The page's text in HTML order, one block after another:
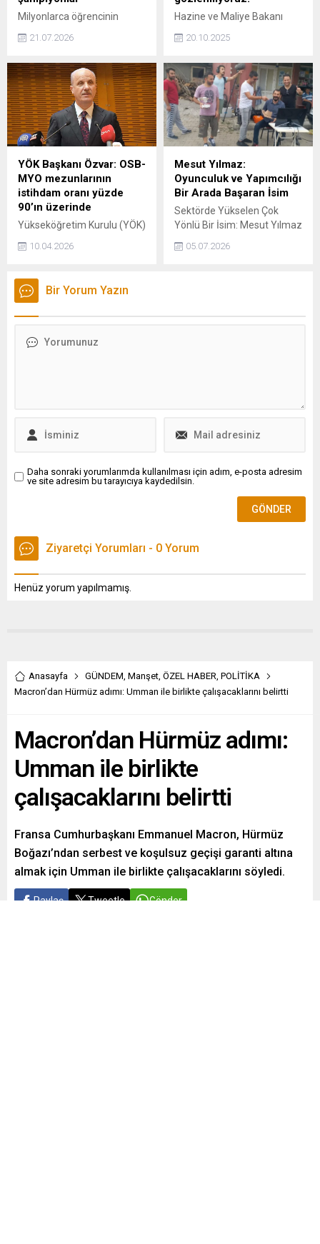
Milyonlarca öğrencinin
sonuçları açıklandı. ÖSYM
sonuçlarının
"ykssonuc.osym.gov.tr"
internet adresinden
açıklandığını bildirdi
21.07.2026
Hazine ve Maliye Bakanı
Bankası ve IMF yıllık
değerlendirmelerde
bulunduğu açıklamasında
"Türkiye ekonomisine
duyulan güven ve artan ilgiyi
memnuniyetle
gözlemliyoruz" dedi.
20.10.2025
YÖK Başkanı Özvar: OSB-
MYO mezunlarının
istihdam oranı yüzde
90’ın üzerinde
Yükseköğretim Kurulu (YÖK)
Organize Sanayi Bölgeleri
(OSB-MYO) Modeli'nin
üniversite-sektör
belirtip, 21 üniversitemizde
ortaya koymaktadır dedi.
10.04.2026
Mesut Yılmaz:
Oyunculuk ve Yapımcılığı
Bir Arada Başaran İsim
Sektörde Yükselen Çok
Yönlü Bir İsim: Mesut Yılmaz
ve yapım koordinatörlüğü
Sanat...
05.07.2026
Bir Yorum Yazın
Daha sonraki yorumlarımda kullanılması için adım, e-posta adresim
ve site adresim bu tarayıcıya kaydedilsin.
Ziyaretçi Yorumları - 0 Yorum
Henüz yorum yapılmamış.
Anasayfa GÜNDEM, Manşet, ÖZEL HABER, POLİTİKA
Macron’dan Hürmüz adımı: Umman ile birlikte çalışacaklarını belirtti
Macron’dan Hürmüz adımı:
Umman ile birlikte
çalışacaklarını belirtti
Fransa Cumhurbaşkanı Emmanuel Macron, Hürmüz
Boğazı’ndan serbest ve koşulsuz geçişi garanti altına
almak için Umman ile birlikte çalışacaklarını söyledi.
Paylaş Tweetle Gönder